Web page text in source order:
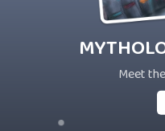
Meet